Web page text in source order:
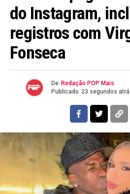
do Instagram,
registros com
Fonseca
De Redação POP Mais
Publicado 23 segundos
Flipboard
Reddit
Pinterest